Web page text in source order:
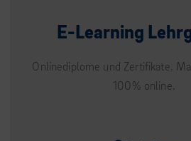
E-Learning
Onlinediplome und Zertifikate.
100% online.